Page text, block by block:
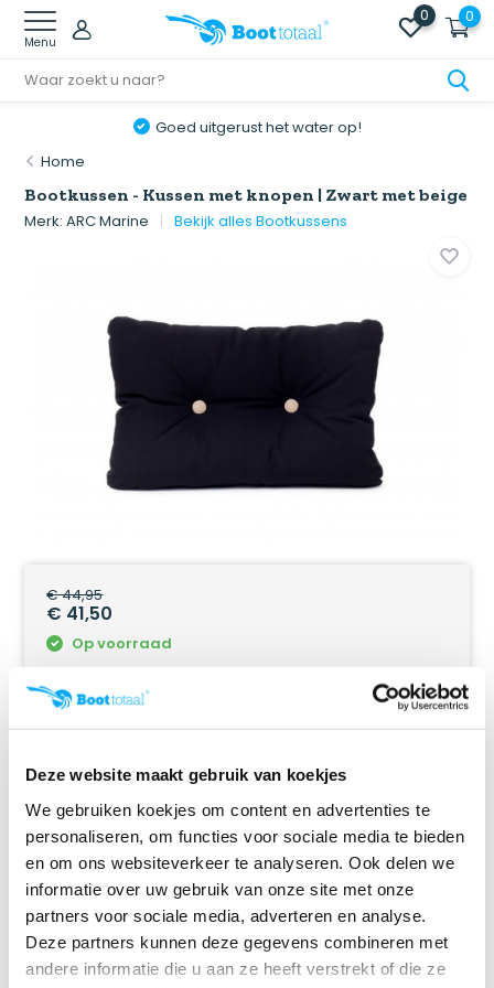
Deze website maakt gebruik van koekjes
We gebruiken koekjes om content en advertenties te
personaliseren, om functies voor sociale media te bieden
en om ons websiteverkeer te analyseren. Ook delen we
informatie over uw gebruik van onze site met onze
partners voor sociale media, adverteren en analyse.
Deze partners kunnen deze gegevens combineren met
andere informatie die u aan ze heeft verstrekt of die ze
Menu
0 0
Goed uitgerust het water op!
Home
Bootkussen - Kussen met knopen | Zwart met beige
Merk:ARC Marine Bekijk alles Bootkussens
€ 44,95
€ 41,50
Op voorraad
Ruim40 jaar ervaringin scheepstechniek!
Online retourneren:
snel & eenvoudig!
Productomschrijving